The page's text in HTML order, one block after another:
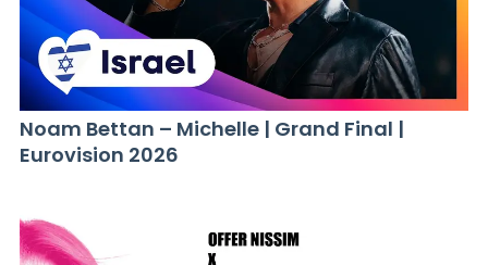
Noam Bettan – Michelle | Grand Final |
Eurovision 2026